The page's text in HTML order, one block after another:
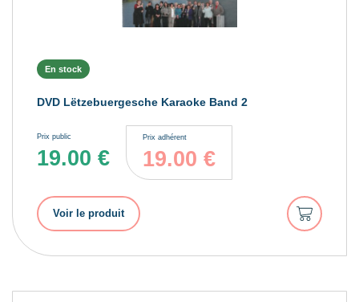
En stock
DVD Lëtzebuergesche Karaoke Band 2
Prix public
19.00 €
Prix adhérent
19.00 €
Voir le produit
Ajouter
au
panier